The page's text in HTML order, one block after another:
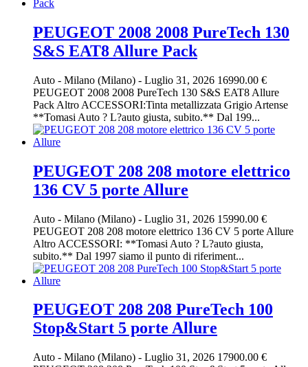
PEUGEOT 2008 2008 PureTech 130
S&S EAT8 Allure Pack
Auto - Milano (Milano) - Luglio 31, 2026 16990.00 €
PEUGEOT 2008 2008 PureTech 130 S&S EAT8 Allure
Pack Altro ACCESSORI:Tinta metallizzata Grigio Artense
**Tomasi Auto ? L?auto giusta, subito.** Dal 199...
PEUGEOT 208 208 motore elettrico
136 CV 5 porte Allure
Auto - Milano (Milano) - Luglio 31, 2026 15990.00 €
PEUGEOT 208 208 motore elettrico 136 CV 5 porte Allure
Altro ACCESSORI: **Tomasi Auto ? L?auto giusta,
subito.** Dal 1997 siamo il punto di riferiment...
PEUGEOT 208 208 PureTech 100
Stop&Start 5 porte Allure
Auto - Milano (Milano) - Luglio 31, 2026 17900.00 €